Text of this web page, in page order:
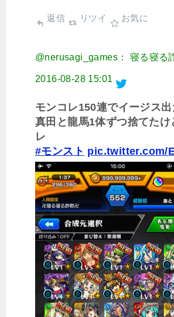
返信 リツイ お気に
@nerusagi_games： 寝る寝る
2016-08-28 15:01
モンコレ150連でイージス出
真田と龍馬1体ずつ捨てたけ
レ
#モンスト pic.twitter.com/